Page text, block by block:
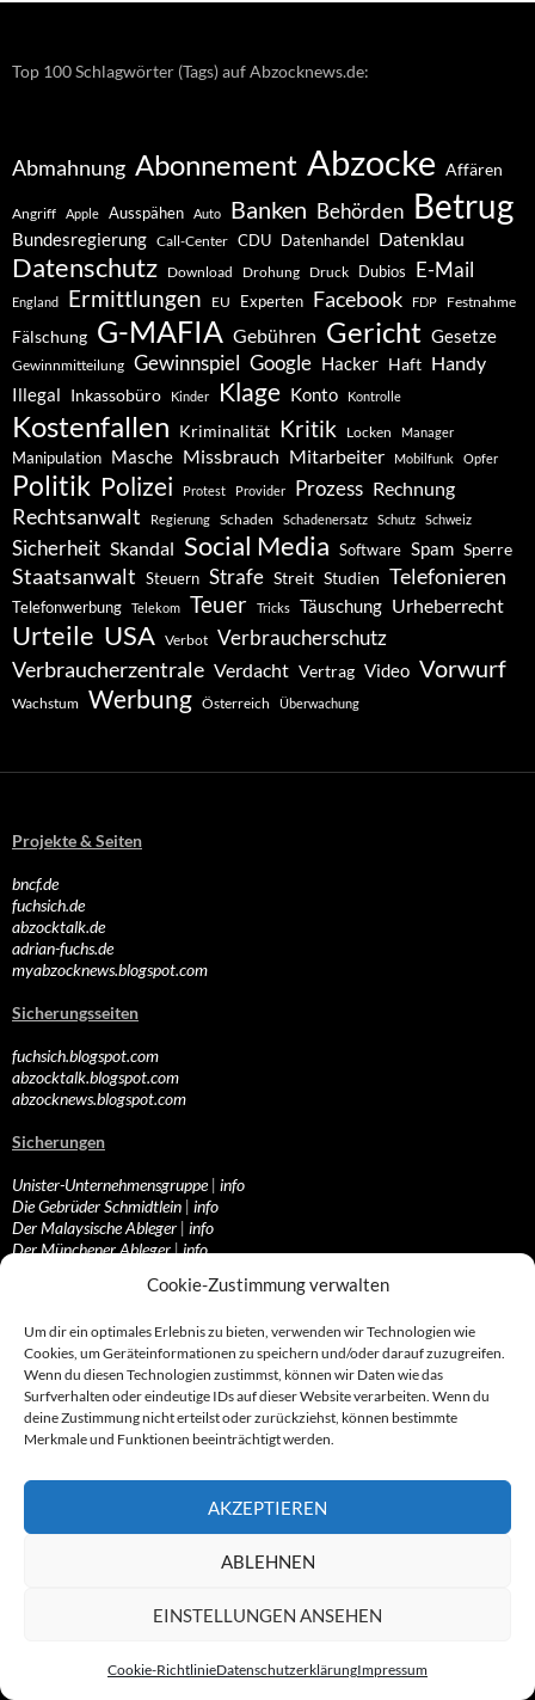
Cookie-Zustimmung verwalten
Um dir ein optimales Erlebnis zu bieten, verwenden wir Technologien wie
Cookies, um Geräteinformationen zu speichern und/oder darauf zuzugreifen.
Wenn du diesen Technologien zustimmst, können wir Daten wie das
Surfverhalten oder eindeutige IDs auf dieser Website verarbeiten. Wenn du
deine Zustimmung nicht erteilst oder zurückziehst, können bestimmte
Merkmale und Funktionen beeinträchtigt werden.
AKZEPTIEREN
ABLEHNEN
EINSTELLUNGEN ANSEHEN
Cookie-RichtlinieDatenschutzerklärungImpressum
Top 100 Schlagwörter (Tags) auf Abzocknews.de:
Abmahnung Abonnement Abzocke Affären
Angriff Apple Ausspähen Auto Banken Behörden Betrug
Bundesregierung Call-Center CDU Datenhandel Datenklau
Datenschutz Download Drohung Druck Dubios E-Mail
England Ermittlungen EU Experten Facebook FDP Festnahme
Fälschung G-MAFIA Gebühren Gericht Gesetze
Gewinnmitteilung Gewinnspiel Google Hacker Haft Handy
Illegal Inkassobüro Kinder Klage Konto Kontrolle
Kostenfallen Kriminalität Kritik Locken Manager
Manipulation Masche Missbrauch Mitarbeiter Mobilfunk Opfer
Politik Polizei Protest Provider Prozess Rechnung
Rechtsanwalt Regierung Schaden Schadenersatz Schutz Schweiz
Sicherheit Skandal Social Media Software Spam Sperre
Staatsanwalt Steuern Strafe Streit Studien Telefonieren
Telefonwerbung Telekom Teuer Tricks Täuschung Urheberrecht
Urteile USA Verbot Verbraucherschutz
Verbraucherzentrale Verdacht Vertrag Video Vorwurf
Wachstum Werbung Österreich Überwachung
Projekte & Seiten
bncf.de
fuchsich.de
abzocktalk.de
adrian-fuchs.de
myabzocknews.blogspot.com
Sicherungsseiten
fuchsich.blogspot.com
abzocktalk.blogspot.com
abzocknews.blogspot.com
Sicherungen
Unister-Unternehmensgruppe| info
Die Gebrüder Schmidtlein | info
Der Malaysische Ableger | info
Der Münchener Ableger|info
Die Swiss-Connection|info
Hamburger Ableger|info
Frankfurter Kreisel|info
Spam-Connection|info
Die „Dialermafia“|info
Die Cybertainer|info
1337-Crew|info